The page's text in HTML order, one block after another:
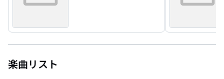
楽曲リスト